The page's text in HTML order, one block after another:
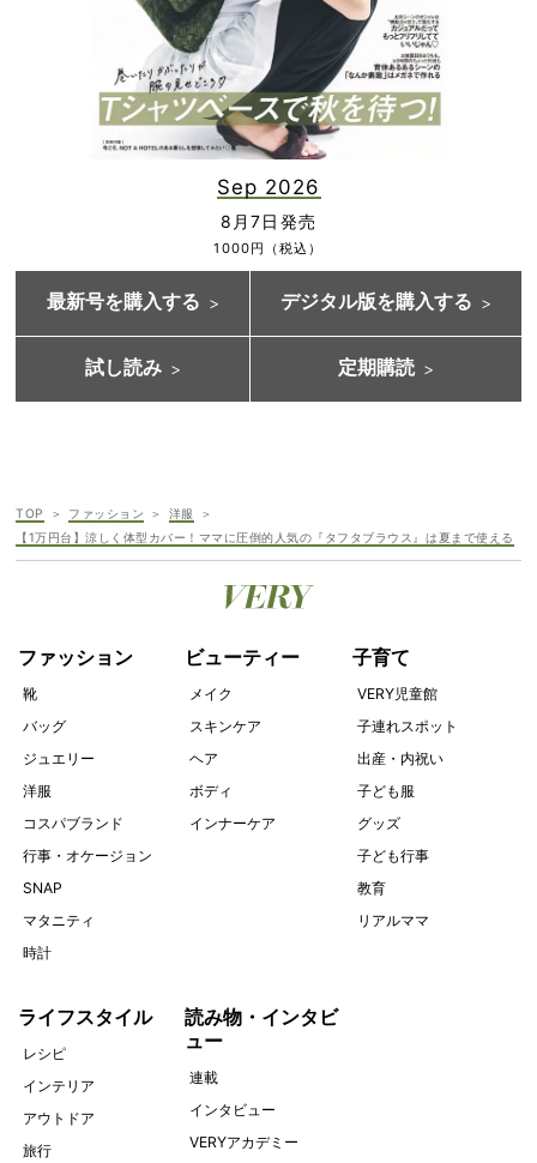
Sep 2026
8月7日発売
1000円（税込）
最新号を購入する デジタル版を購入する
試し読み 定期購読
TOP ファッション
洋服
【1万円台】涼しく体型カバー！ママに圧倒的人気の『タフタブラウス』は夏まで使える
ファッション
靴
バッグ
ジュエリー
洋服
コスパブランド
行事・オケージョン
SNAP
マタニティ
時計
ビューティー
メイク
スキンケア
ヘア
ボディ
インナーケア
子育て
VERY児童館
子連れスポット
出産・内祝い
子ども服
グッズ
子ども行事
教育
リアルママ
ライフスタイル
レシピ
インテリア
アウトドア
旅行
読み物・インタビ
ュー
連載
インタビュー
VERYアカデミー